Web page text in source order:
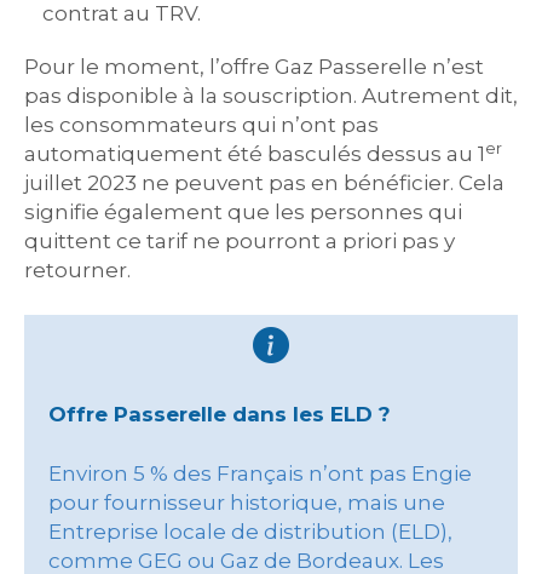
contrat au TRV.
Pour le moment, l’offre Gaz Passerelle n’est
pas disponible à la souscription. Autrement dit,
les consommateurs qui n’ont pas
automatiquement été basculés dessus au 1 er
juillet 2023 ne peuvent pas en bénéficier. Cela
signifie également que les personnes qui
quittent ce tarif ne pourront a priori pas y
retourner.
Offre Passerelle dans les ELD ?
Environ 5 % des Français n’ont pas Engie
pour fournisseur historique, mais une
Entreprise locale de distribution (ELD),
comme GEG ou Gaz de Bordeaux. Les